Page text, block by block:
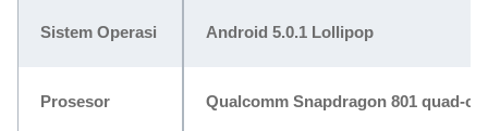
Sistem Operasi Android 5.0.1 Lollipop
Prosesor Qualcomm Snapdragon 801 quad-